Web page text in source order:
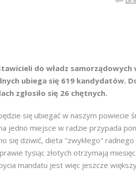
do władz samorządowych
ubiega się 619 kandydatów.
zgłosiło się 26 chętnych.
się ubiegać w naszym powiecie
jedno miejsce w radzie przypada
się dziwić, dieta "zwykłego"
tysiąc złotych otrzymają
mandatu jest więc jeszcze